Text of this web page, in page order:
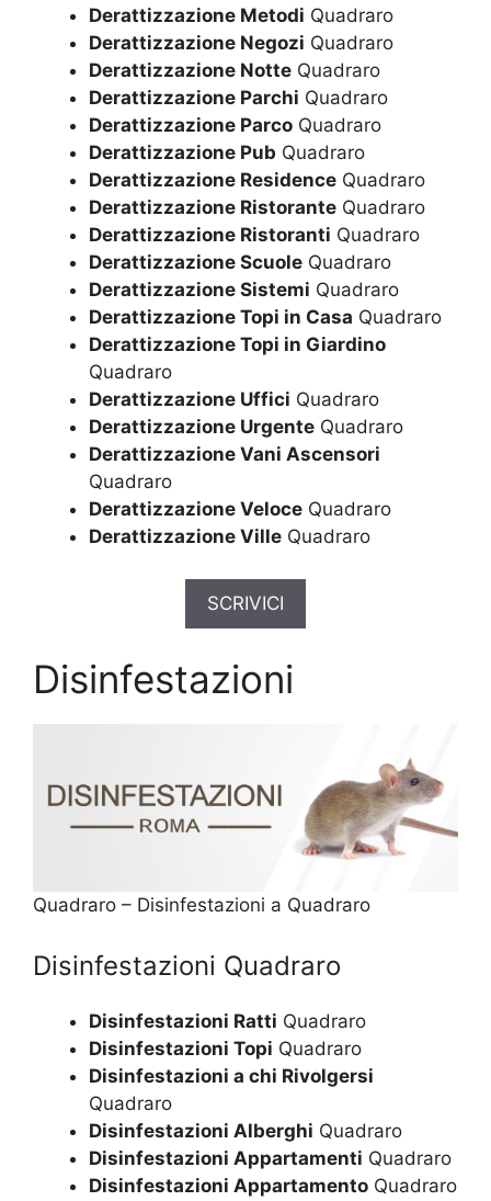
Derattizzazione Metodi Quadraro
Derattizzazione Negozi Quadraro
Derattizzazione Notte Quadraro
Derattizzazione Parchi Quadraro
Derattizzazione Parco Quadraro
Derattizzazione Pub Quadraro
Derattizzazione Residence Quadraro
Derattizzazione Ristorante Quadraro
Derattizzazione Ristoranti Quadraro
Derattizzazione Scuole Quadraro
Derattizzazione Sistemi Quadraro
Derattizzazione Topi in Casa Quadraro
Derattizzazione Topi in Giardino
Quadraro
Derattizzazione Uffici Quadraro
Derattizzazione Urgente Quadraro
Derattizzazione Vani Ascensori
Quadraro
Derattizzazione Veloce Quadraro
Derattizzazione Ville Quadraro
SCRIVICI
Disinfestazioni
Quadraro – Disinfestazioni a Quadraro
Disinfestazioni Quadraro
Disinfestazioni Ratti Quadraro
Disinfestazioni Topi Quadraro
Disinfestazioni a chi Rivolgersi
Quadraro
Disinfestazioni Alberghi Quadraro
Disinfestazioni Appartamenti Quadraro
Disinfestazioni Appartamento Quadraro